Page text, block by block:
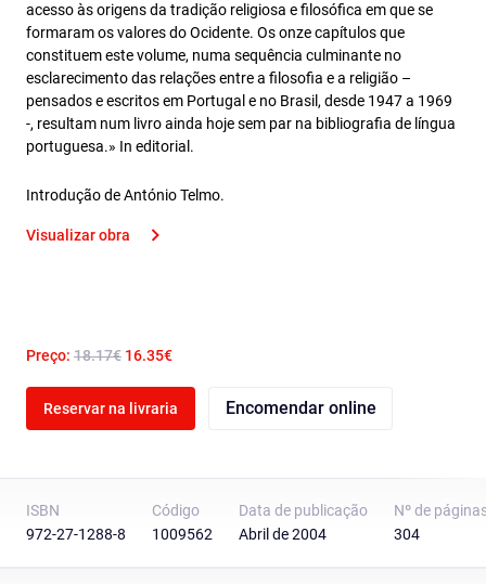
acesso às origens da tradição religiosa e filosófica em que se
formaram os valores do Ocidente. Os onze capítulos que
constituem este volume, numa sequência culminante no
esclarecimento das relações entre a filosofia e a religião –
pensados e escritos em Portugal e no Brasil, desde 1947 a 1969
-, resultam num livro ainda hoje sem par na bibliografia de língua
portuguesa.» In editorial.
Introdução de António Telmo.
Visualizar obra
Preço: 18.17€ 16.35€
Reservar na livraria Encomendar online
ISBN
972-27-1288-8
Código
1009562
Data de publicação
Abril de 2004
Nº de
304